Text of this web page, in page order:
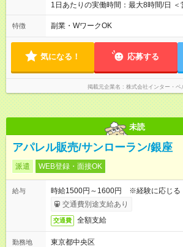
1日あたりの実働時間：最大8時間/日 ＜
20:00 ＜勤務時間＞ 9:30～20:30(実働8h・休憩1hのシフト制) 週
休2日制、月9日休み、残業はほぼありません 早番・遅
ができます。
特徴 副業・WワークOK
気になる！ 応募する
掲載元企業名 株式会社インター・ベ
未読
アパレル販売/サンローラン/銀座
派遣 WEB登録・面接OK
給与
時給1500円～1600円 ※経験に応じる
交通費別途支給あり
交通費 全額支給
勤務地
東京都中央区